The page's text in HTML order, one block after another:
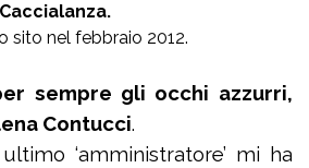
sito nel febbraio 2012.
sempre gli occhi azzurri,
Contucci.
‘amministratore’ mi ha